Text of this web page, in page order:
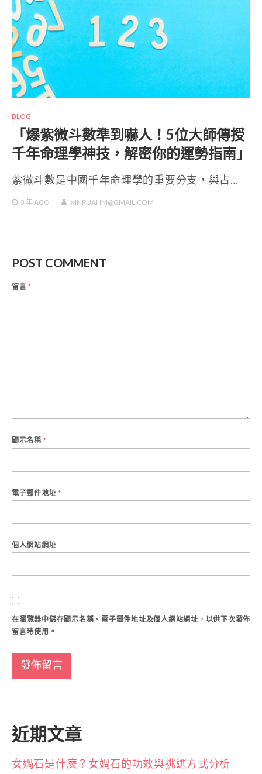
BLOG
「爆紫微斗數準到嚇人！5位大師傳授
千年命理學神技，解密你的運勢指南」
紫微斗數是中國千年命理學的重要分支，與占…
3 年 AGO XINPUAHM@GMAIL.COM
POST COMMENT
留言*
顯示名稱 *
電子郵件地址 *
個人網站網址
在瀏覽器中儲存顯示名稱、電子郵件地址及個人網站網址，以供下次發佈
留言時使用。
近期文章
女媧石是什麼？女媧石的功效與挑選方式分析